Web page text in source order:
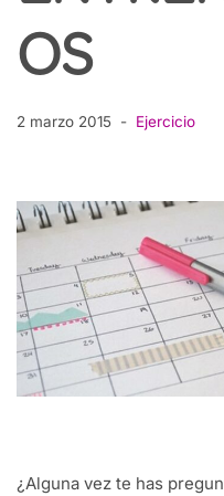
OS
2 marzo 2015 Ejercicio
¿Alguna vez te has